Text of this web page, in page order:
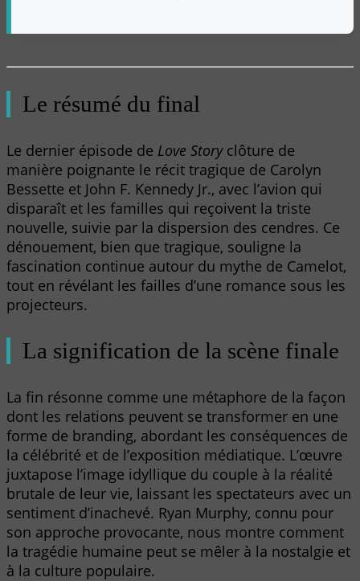
Le résumé du final
Le dernier épisode de Love Storyclôture de
manière poignante le récit tragique de Carolyn
Bessette et John F. Kennedy Jr., avec l’avion qui
disparaît et les familles qui reçoivent la triste
nouvelle, suivie par la dispersion des cendres. Ce
dénouement, bien que tragique, souligne la
fascination continue autour du mythe de Camelot,
tout en révélant les failles d’une romance sous les
projecteurs.
La signification de la scène finale
La fin résonne comme une métaphore de la façon
dont les relations peuvent se transformer en une
forme de branding, abordant les conséquences de
la célébrité et de l’exposition médiatique. L’œuvre
juxtapose l’image idyllique du couple à la réalité
brutale de leur vie, laissant les spectateurs avec un
sentiment d’inachevé. Ryan Murphy, connu pour
son approche provocante, nous montre comment
la tragédie humaine peut se mêler à la nostalgie et
à la culture populaire.